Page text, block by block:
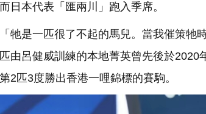
日本代表「匯兩川」跑入季席。
牠是一匹很了不起的馬兒。當我催策牠
由呂健威訓練的本地菁英曾先後於
2匹3度勝出香港一哩錦標的賽駒。